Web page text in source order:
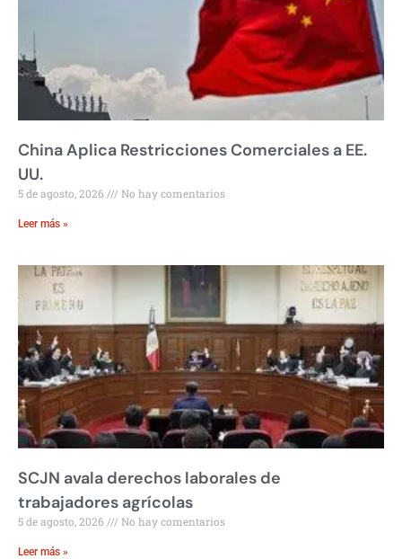
China Aplica Restricciones Comerciales a EE.
UU.
5 de agosto, 2026 No hay comentarios
Leer más »
SCJN avala derechos laborales de
trabajadores agrícolas
5 de agosto, 2026 No hay comentarios
Leer más »